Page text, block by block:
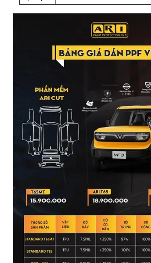
✅ Tay nghề kỹ thuật viên: Quyết định
thọ của lớp PPF.
Tại ARI VIỆT NAM, chi phí dao động từ 15
đồng tùy gói dịch vụ. Cam kết báo giá
chuyên nghiệp – bảo hành chính hãng.
Giá Tiền
15.900.000 18.900.000
Bảo hành
3 năm
Độ dày
8 Mil 8 Mil